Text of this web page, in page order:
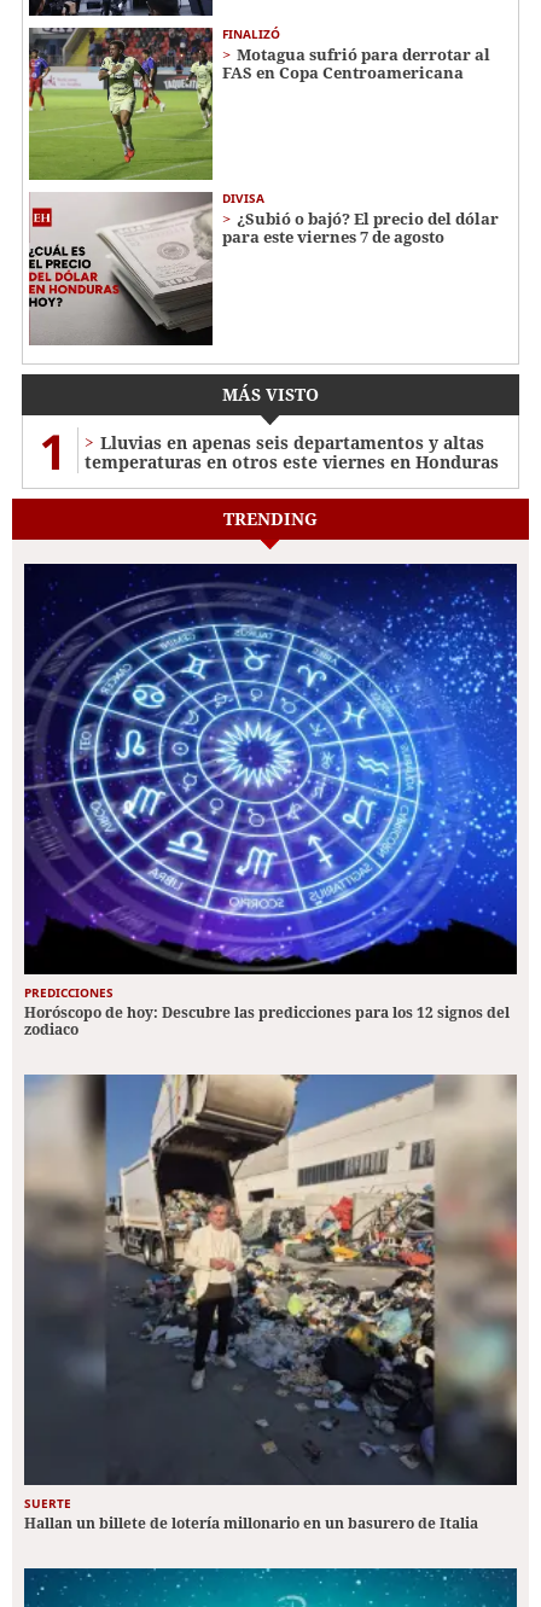
FINALIZÓ
Motagua sufrió para derrotar al
FAS en Copa Centroamericana
DIVISA
¿Subió o bajó? El precio del dólar
para este viernes 7 de agosto
MÁS VISTO
1
Lluvias en apenas seis departamentos y altas
temperaturas en otros este viernes en Honduras
TRENDING
PREDICCIONES
Horóscopo de hoy: Descubre las predicciones para los 12 signos del
zodiaco
SUERTE
Hallan un billete de lotería millonario en un basurero de Italia